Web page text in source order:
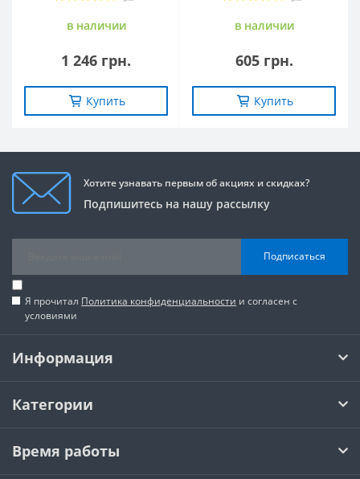
в наличии
1 246 грн.
Купить
в наличии
605 грн.
Купить
Хотите узнавать первым об акциях и скидках?
Подпишитесь на нашу рассылку
Подписаться
Я прочитал Политика конфиденциальности и согласен с
условиями
Информация
Категории
Время работы